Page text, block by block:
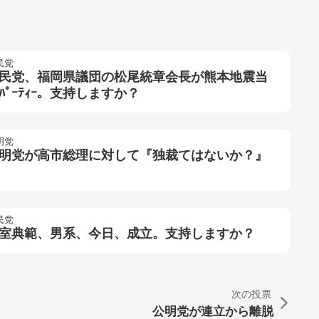
党
党、福岡県議団の松尾統章会長が熊本地震当
ﾟｰﾃｨｰ。支持しますか？
党
党が高市総理に対して『独裁てはないか？』
党
典範、男系、今日、成立。支持しますか？
次の投票
公明党が連立から離脱